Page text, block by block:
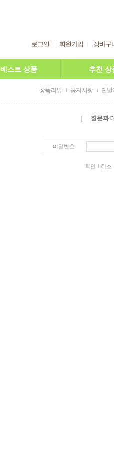
로그인 회원가입 장바구
베스트 상품 추천 상
상품리뷰 공지사항 단
[ 질문과
비밀번호
확인 취소